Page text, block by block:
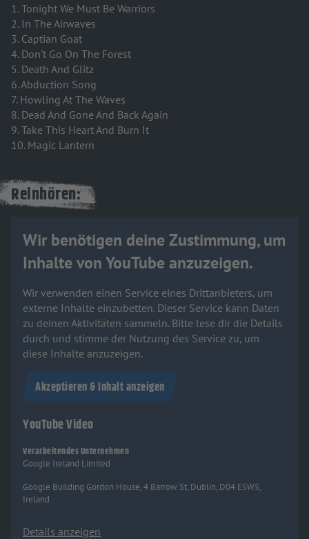
1. Tonight We Must Be Warriors
2. In The Airwaves
3. Captian Goat
4. Don't Go On The Forest
5. Death And Glitz
6. Abduction Song
7. Howling At The Waves
8. Dead And Gone And Back Again
9. Take This Heart And Burn It
10. Magic Lantern
Reinhören:
Wir benötigen deine Zustimmung, um
Inhalte von YouTube anzuzeigen.
Wir verwenden einen Service eines Drittanbieters, um
externe Inhalte einzubetten. Dieser Service kann Daten
zu deinen Aktivitäten sammeln. Bitte lese dir die Details
durch und stimme der Nutzung des Service zu, um
diese Inhalte anzuzeigen.
Akzeptieren & Inhalt anzeigen
YouTube Video
Verarbeitendes Unternehmen
Google Ireland Limited
Google Building Gordon House, 4 Barrow St, Dublin, D04 E5W5,
Ireland
Details anzeigen